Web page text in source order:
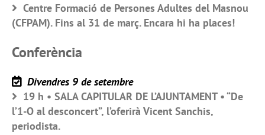
Centre Formació de Persones Adultes del Masnou
(CFPAM). Fins al 31 de març. Encara hi ha places!
Conferència
Divendres 9 de setembre
19 h • SALA CAPITULAR DE L’AJUNTAMENT • “De
l’1-O al desconcert”, l’oferirà Vicent Sanchis,
periodista.